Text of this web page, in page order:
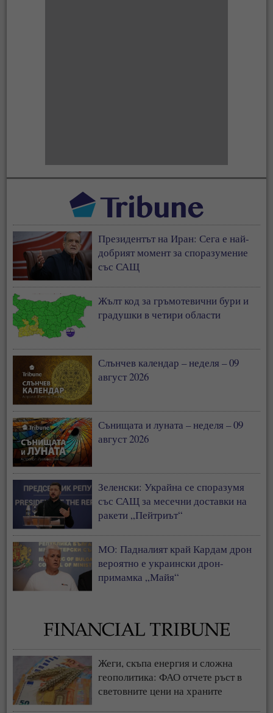
Президентът на Иран: Сега е най-
добрият момент за споразумение
със САЩ
Жълт код за гръмотевични бури и
градушки в четири области
Слънчев календар – неделя – 09
август 2026
Сънищата и луната – неделя – 09
август 2026
Зеленски: Украйна се споразумя
със САЩ за месечни доставки на
ракети „Пейтриът“
МО: Падналият край Кардам дрон
вероятно е украински дрон-
примамка „Майя“
Жеги, скъпа енергия и сложна
геополитика: ФАО отчете ръст в
световните цени на храните